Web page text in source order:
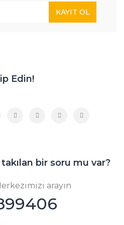
KAYIT OL
Edin!
takılan bir soru mu var?
arayın